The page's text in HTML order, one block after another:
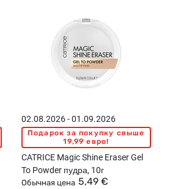
02.08.2026 - 01.09.2026
Подарок за покупку свыше
19,99 евро!
CATRICE Magic Shine Eraser Gel
To Powder пудра, 10г
Обычная цена 5,49 €